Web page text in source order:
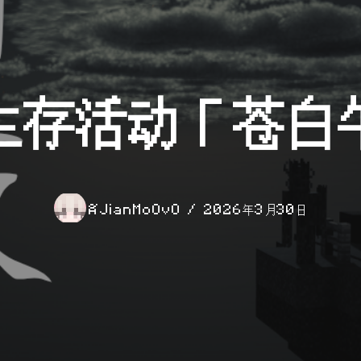
存活动「苍白
JianMoOvO 2026年3月30日